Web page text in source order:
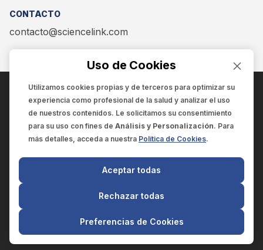
CONTACTO
contacto@sciencelink.com
ENCUÉNTRANOS EN:
SCIENCELINK
SCILINK COMUNICACIÓN CIENTÍFICA SC
El contenido y la información de este sitio web es exclusivo
para profesionales de la salud.
Uso de Cookies
Utilizamos cookies propias y de terceros para optimizar su
experiencia como profesional de la salud y analizar el uso
de nuestros contenidos. Le solicitamos su consentimiento
para su uso con fines de Análisis y Personalización. Para
más detalles, acceda a nuestra Política de Cookies.
Preferencias de Cookies
Rechazar todas
Aceptar todas